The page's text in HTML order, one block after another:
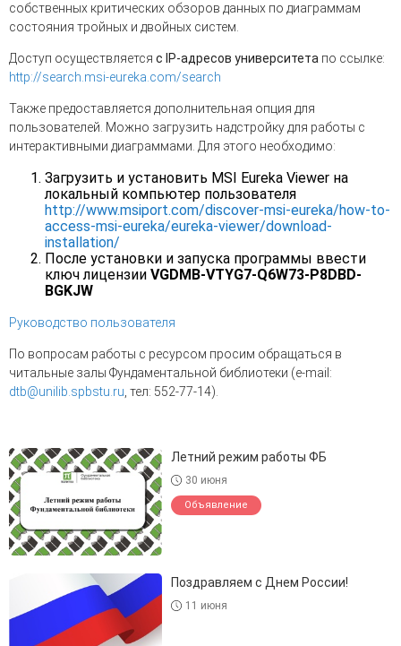
собственных критических обзоров данных по диаграммам
состояния тройных и двойных систем.
Доступ осуществляется c IP-адресов университета по ссылке:
http://search.msi-eureka.com/search
Также предоставляется дополнительная опция для
пользователей. Можно загрузить надстройку для работы с
интерактивными диаграммами. Для этого необходимо:
Загрузить и установить MSI Eureka Viewer на
локальный компьютер пользователя
http://www.msiport.com/discover-msi-eureka/how-to-
access-msi-eureka/eureka-viewer/download-
installation/
После установки и запуска программы ввести
ключ лицензии VGDMB-VTYG7-Q6W73-P8DBD-
BGKJW
Руководство пользователя
По вопросам работы с ресурсом просим обращаться в
читальные залы Фундаментальной библиотеки (e-mail:
dtb@unilib.spbstu.ru , тел: 552-77-14).
Летний режим работы ФБ
30 июня
Объявление
Поздравляем с Днем России!
11 июня